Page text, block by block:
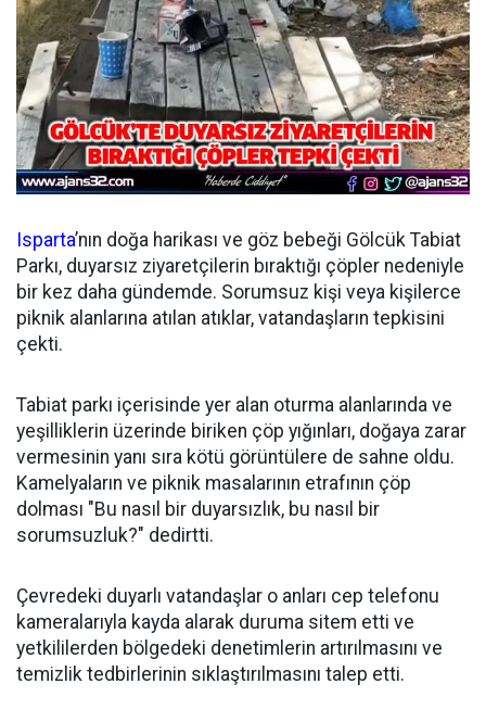
Isparta’nın doğa harikası ve göz bebeği Gölcük Tabiat
Parkı, duyarsız ziyaretçilerin bıraktığı çöpler nedeniyle
bir kez daha gündemde. Sorumsuz kişi veya kişilerce
piknik alanlarına atılan atıklar, vatandaşların tepkisini
çekti.
Tabiat parkı içerisinde yer alan oturma alanlarında ve
yeşilliklerin üzerinde biriken çöp yığınları, doğaya zarar
vermesinin yanı sıra kötü görüntülere de sahne oldu.
Kamelyaların ve piknik masalarının etrafının çöp
dolması "Bu nasıl bir duyarsızlık, bu nasıl bir
sorumsuzluk?" dedirtti.
Çevredeki duyarlı vatandaşlar o anları cep telefonu
kameralarıyla kayda alarak duruma sitem etti ve
yetkililerden bölgedeki denetimlerin artırılmasını ve
temizlik tedbirlerinin sıklaştırılmasını talep etti.